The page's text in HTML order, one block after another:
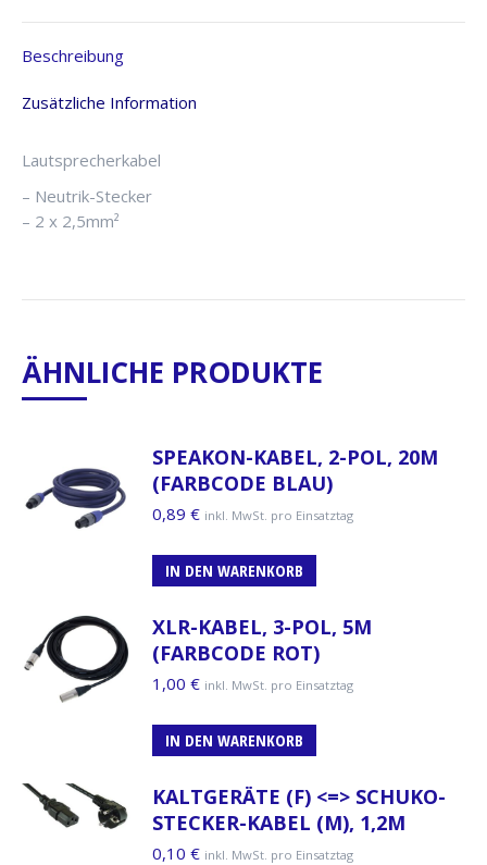
Beschreibung
Zusätzliche Information
Lautsprecherkabel
– Neutrik-Stecker
– 2 x 2,5mm²
ÄHNLICHE PRODUKTE
SPEAKON-KABEL, 2-POL, 20M
(FARBCODE BLAU)
0,89 € inkl. MwSt. pro Einsatztag
IN DEN WARENKORB
XLR-KABEL, 3-POL, 5M
(FARBCODE ROT)
1,00 € inkl. MwSt. pro Einsatztag
IN DEN WARENKORB
KALTGERÄTE (F) <=> SCHUKO-
STECKER-KABEL (M), 1,2M
0,10 € inkl. MwSt. pro Einsatztag